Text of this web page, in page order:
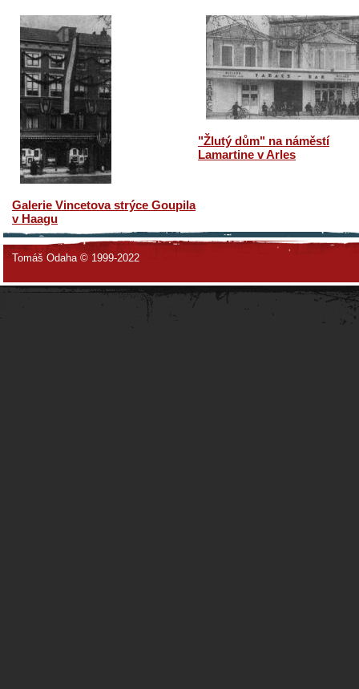
Galerie Vincetova strýce Goupila
v Haagu
"Žlutý dům" na náměstí
Lamartine v Arles
Tomáš Odaha © 1999-2022